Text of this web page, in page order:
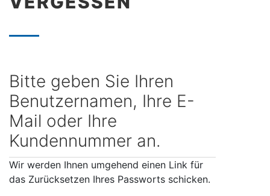
Bitte geben Sie Ihren
Benutzernamen, Ihre E-
Mail oder Ihre
Kundennummer an.
Wir werden Ihnen umgehend einen Link für
das Zurücksetzen Ihres Passworts schicken.